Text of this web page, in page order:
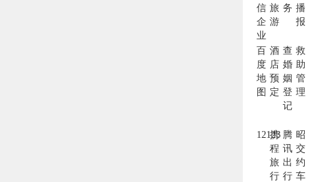
信
企
业
旅
游
务 播
报
百
度
地
图
酒
店
预
定
查
婚
姻
登
记
救
助
管
理
12123
携
程
旅
行
腾
讯
出
行
昭
交
约
车